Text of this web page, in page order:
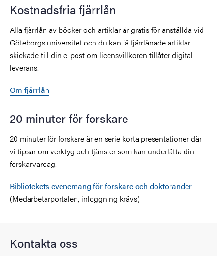
Kostnadsfria fjärrlån
Alla fjärrlån av böcker och artiklar är gratis för anställda vid
Göteborgs universitet och du kan få fjärrlånade artiklar
skickade till din e-post om licensvillkoren tillåter digital
leverans.
Om fjärrlån
20 minuter för forskare
20 minuter för forskare är en serie korta presentationer där
vi tipsar om verktyg och tjänster som kan underlätta din
forskarvardag.
Bibliotekets evenemang för forskare och doktorander
(Medarbetarportalen, inloggning krävs)
Kontakta oss